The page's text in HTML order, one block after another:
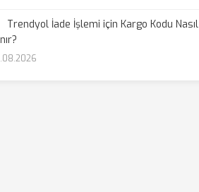
Trendyol İade İşlemi için Kargo Kodu Nasıl